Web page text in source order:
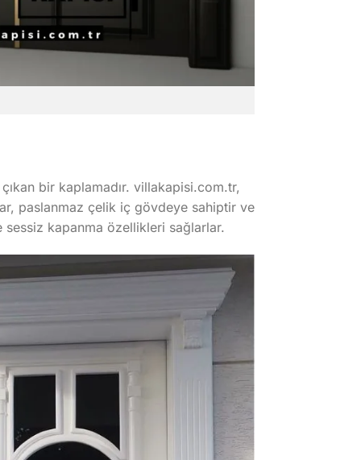
bir kaplamadır. villakapisi.com.tr,
paslanmaz çelik iç gövdeye sahiptir ve
sessiz kapanma özellikleri sağlarlar.